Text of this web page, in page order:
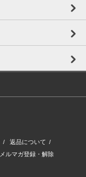
/ 返品について /
メルマガ登録・解除